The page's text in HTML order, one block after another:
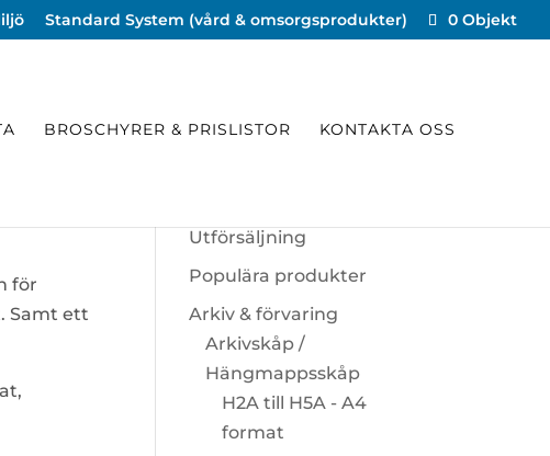
Standard System (vård & omsorgsprodukter) 0 Objekt
BROSCHYRER & PRISLISTOR KONTAKTA OSS
för
Samt ett
Utförsäljning
Populära produkter
Arkiv & förvaring
Arkivskåp /
Hängmappsskåp
H2A till H5A - A4
format